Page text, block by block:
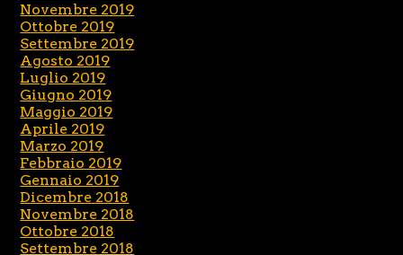
Novembre 2019
Ottobre 2019
Settembre 2019
Agosto 2019
Luglio 2019
Giugno 2019
Maggio 2019
Aprile 2019
Marzo 2019
Febbraio 2019
Gennaio 2019
Dicembre 2018
Novembre 2018
Ottobre 2018
Settembre 2018